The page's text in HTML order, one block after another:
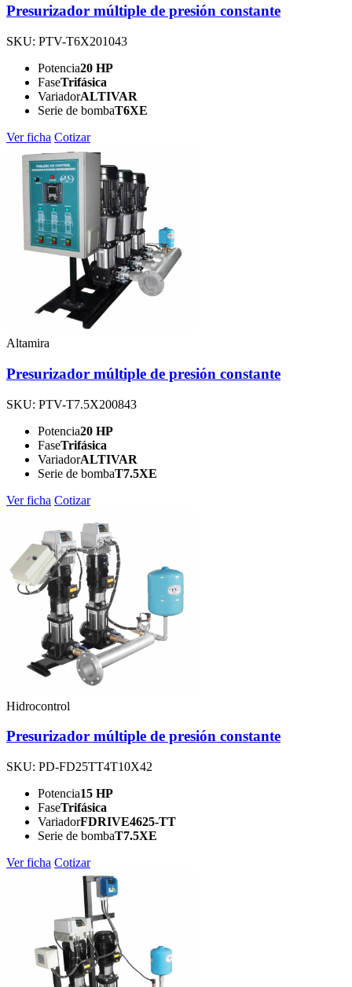
Presurizador múltiple de presión constante
SKU: PTV-T6X201043
Potencia20 HP
FaseTrifásica
VariadorALTIVAR
Serie de bombaT6XE
Ver ficha Cotizar
Altamira
Presurizador múltiple de presión constante
SKU: PTV-T7.5X200843
Potencia20 HP
FaseTrifásica
VariadorALTIVAR
Serie de bombaT7.5XE
Ver ficha Cotizar
Hidrocontrol
Presurizador múltiple de presión constante
SKU: PD-FD25TT4T10X42
Potencia15 HP
FaseTrifásica
VariadorFDRIVE4625-TT
Serie de bombaT7.5XE
Ver ficha Cotizar